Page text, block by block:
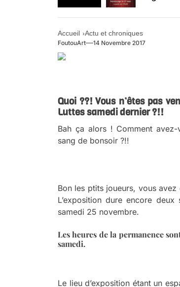
Accueil Actu et chroniques
FoutouArt 14 Novembre 2017
Quoi ??! Vous n’êtes pas
Luttes samedi dernier ?!!
Bah ça alors ! Comment
sang de bonsoir ?!!
Bon les ptits joueurs, vous
L’exposition dure encore deux
samedi 25 novembre.
Les heures de la permanence
samedi.
Le lieu d’exposition étant un